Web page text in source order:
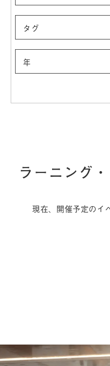
エキシビジョンクルー
アートピクニック
談話室
タグ
年
ラーニング
現在、開催予定のイ